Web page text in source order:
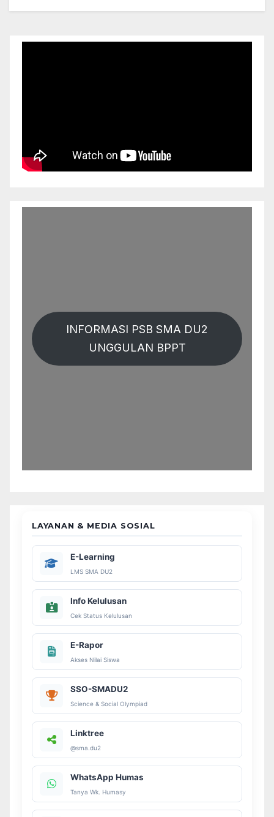
INFORMASI PSB SMA DU2
UNGGULAN BPPT
LAYANAN & MEDIA SOSIAL
E-Learning
LMS SMA DU2
Info Kelulusan
Cek Status Kelulusan
E-Rapor
Akses Nilai Siswa
SSO-SMADU2
Science & Social Olympiad
Linktree
@sma.du2
WhatsApp Humas
Tanya Wk. Humasy